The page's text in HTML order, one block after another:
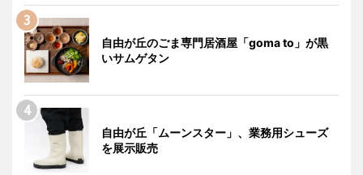
自由が丘のごま専門居酒屋「goma to」が黒
いサムゲタン
自由が丘「ムーンスター」、業務用シューズ
を展示販売